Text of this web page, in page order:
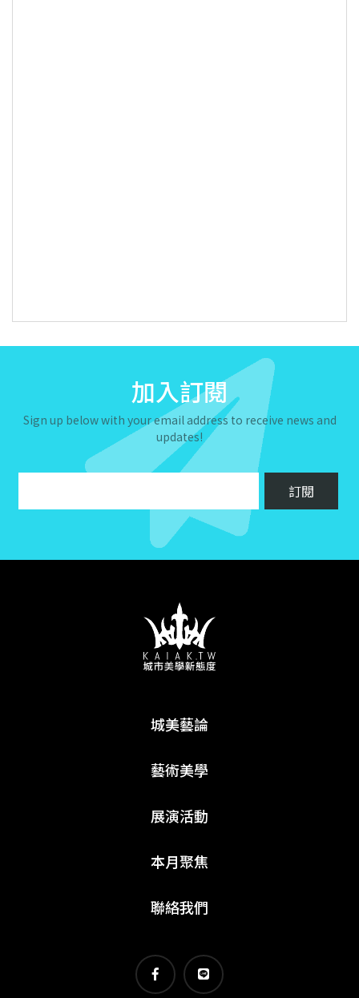
加入訂閱
Sign up below with your email address to receive news and
updates!
城美藝論
藝術美學
展演活動
本月聚焦
聯絡我們